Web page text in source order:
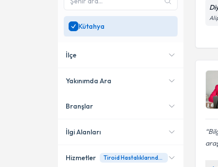
SadeceKütahya
uzman ara
Kütahya
İlçe
Merkez
Tavşanlı
Yakınımda Ara
Konumuma yakın uzmanları
Branşlar
Diyetisyen
İlgi Alanları
Hizmetler Tiroid Hastalıklarında Beslenme